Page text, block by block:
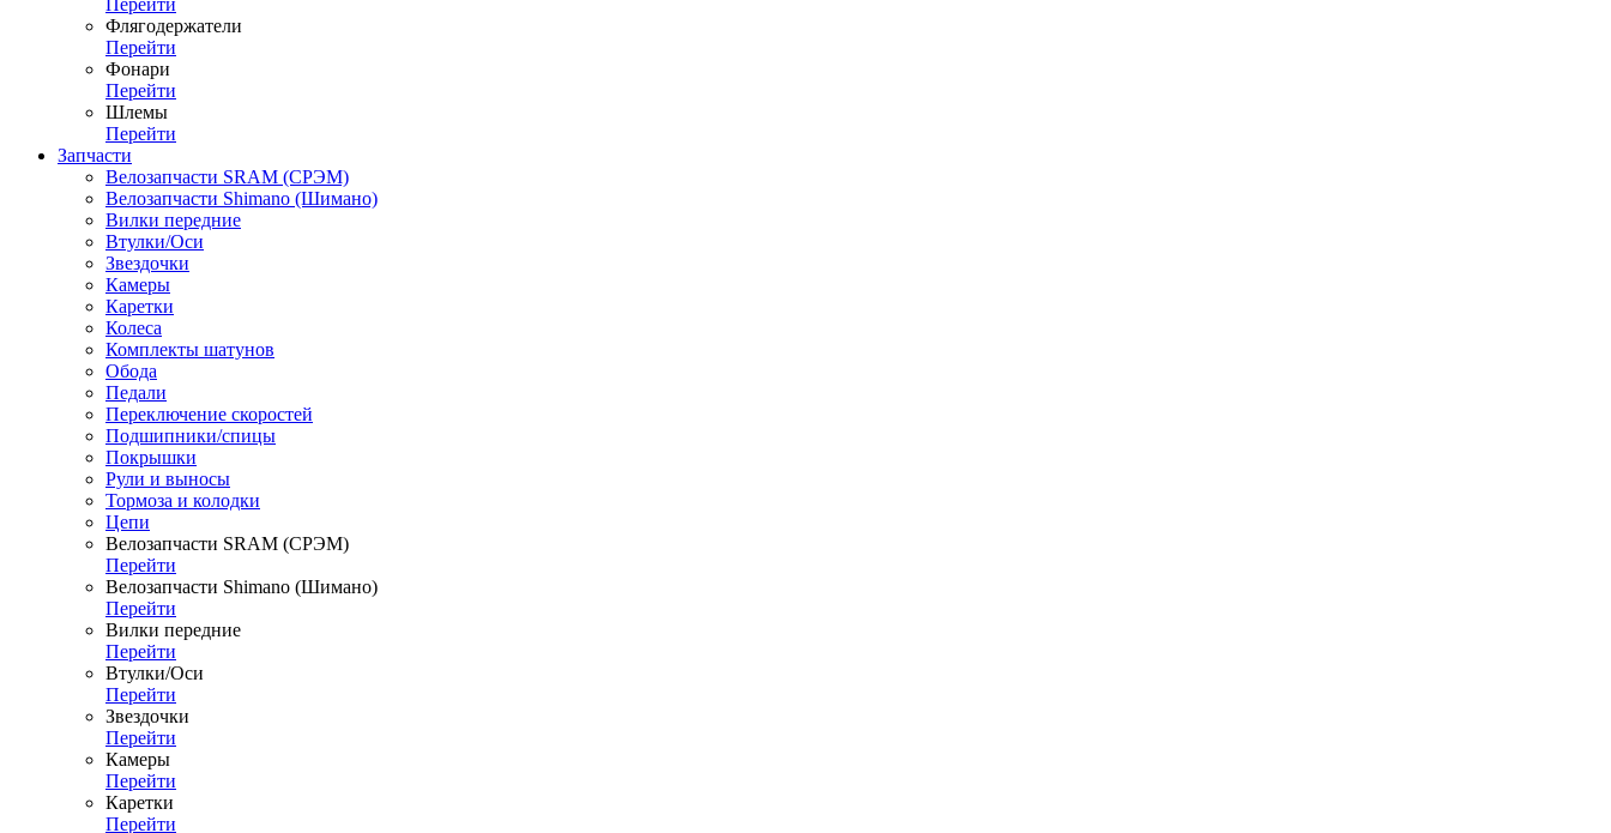
Перейти
Флягодержатели
Перейти
Фонари
Перейти
Шлемы
Перейти
Запчасти
Велозапчасти SRAM (СРЭМ)
Велозапчасти Shimano (Шимано)
Вилки передние
Втулки/Оси
Звездочки
Камеры
Каретки
Колеса
Комплекты шатунов
Обода
Педали
Переключение скоростей
Подшипники/спицы
Покрышки
Рули и выносы
Тормоза и колодки
Цепи
Велозапчасти SRAM (СРЭМ)
Перейти
Велозапчасти Shimano (Шимано)
Перейти
Вилки передние
Перейти
Втулки/Оси
Перейти
Звездочки
Перейти
Камеры
Перейти
Каретки
Перейти